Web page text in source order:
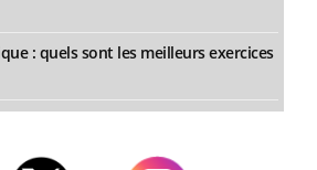
: quels sont les meilleurs exercices